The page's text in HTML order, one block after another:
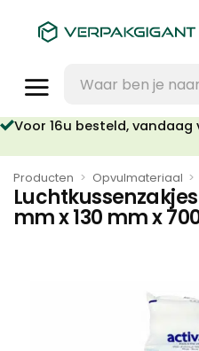
naar:
16u besteld, vandaag
Producten > Opvulmateriaal >
mm x 130 mm x